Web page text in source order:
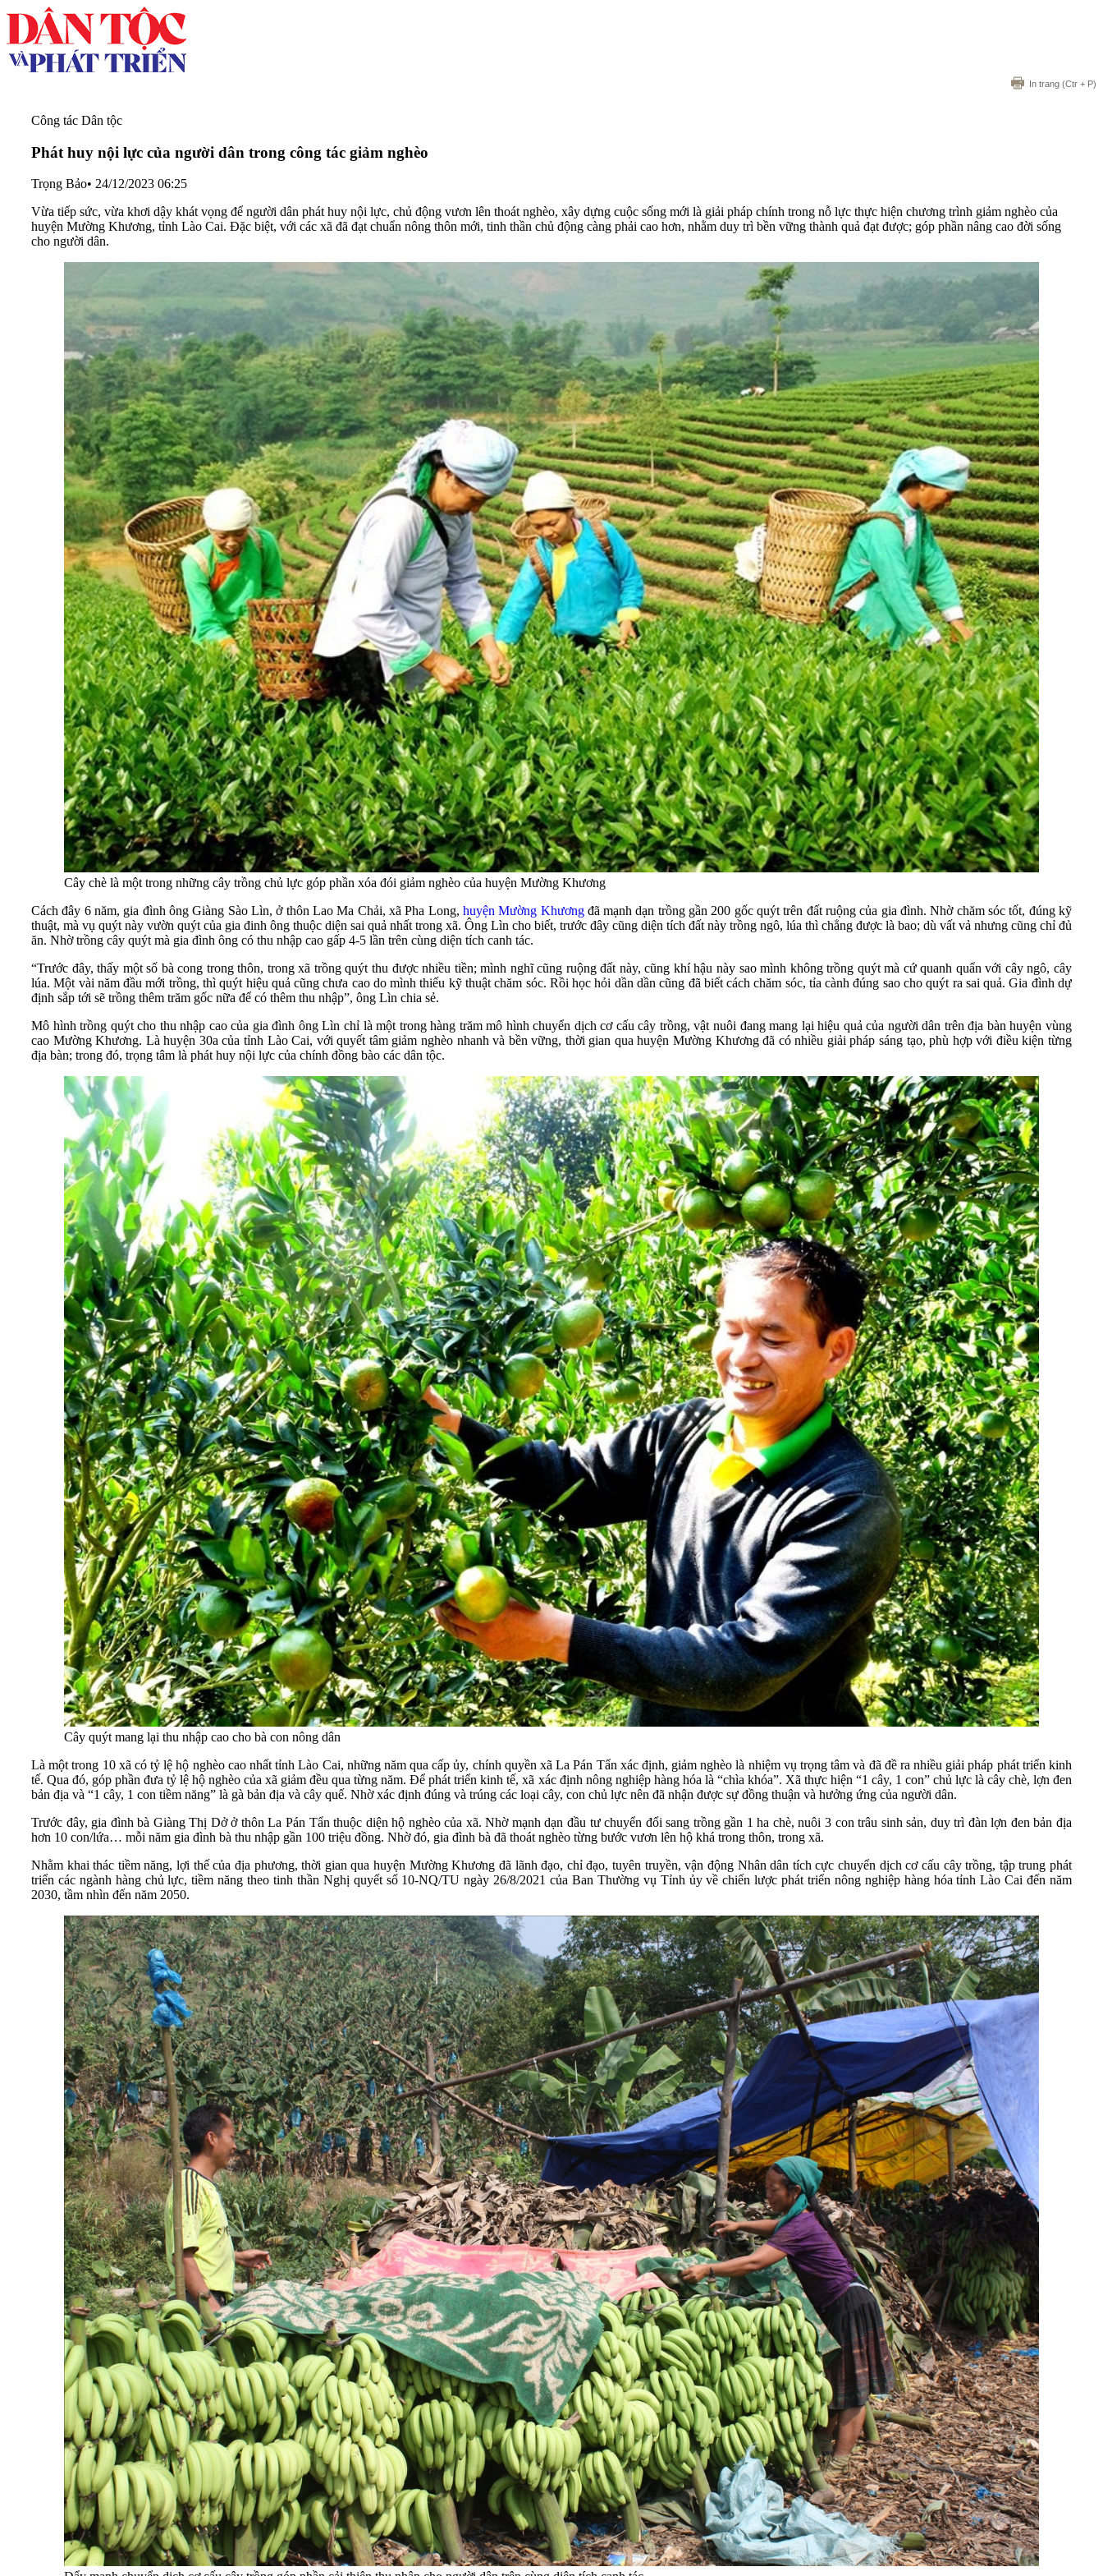
In trang (Ctr + P)
Công tác Dân tộc
Phát huy nội lực của người dân trong công tác giảm nghèo
Trọng Bảo• 24/12/2023 06:25
Vừa tiếp sức, vừa khơi dậy khát vọng để người dân phát huy nội lực, chủ động vươn lên thoát nghèo, xây dựng cuộc sống mới là giải pháp chính trong nỗ lực thực hiện chương trình giảm nghèo của
huyện Mường Khương, tỉnh Lào Cai. Đặc biệt, với các xã đã đạt chuẩn nông thôn mới, tinh thần chủ động càng phải cao hơn, nhằm duy trì bền vững thành quả đạt được; góp phần nâng cao đời sống
cho người dân.
Cây chè là một trong những cây trồng chủ lực góp phần xóa đói giảm nghèo của huyện Mường Khương
Cách đây 6 năm, gia đình ông Giàng Sào Lìn, ở thôn Lao Ma Chải, xã Pha Long, huyện Mường Khươngđã mạnh dạn trồng gần 200 gốc quýt trên đất ruộng của gia đình. Nhờ chăm sóc tốt, đúng kỹ
thuật, mà vụ quýt này vườn quýt của gia đinh ông thuộc diện sai quả nhất trong xã. Ông Lìn cho biết, trước đây cũng diện tích đất này trồng ngô, lúa thì chẳng được là bao; dù vất vả nhưng cũng chỉ đủ
ăn. Nhờ trồng cây quýt mà gia đình ông có thu nhập cao gấp 4-5 lần trên cùng diện tích canh tác.
“Trước đây, thấy một số bà cong trong thôn, trong xã trồng quýt thu được nhiều tiền; mình nghĩ cũng ruộng đất này, cũng khí hậu này sao mình không trồng quýt mà cứ quanh quẩn với cây ngô, cây
lúa. Một vài năm đầu mới trồng, thì quýt hiệu quả cũng chưa cao do mình thiếu kỹ thuật chăm sóc. Rồi học hỏi dần dần cũng đã biết cách chăm sóc, tỉa cành đúng sao cho quýt ra sai quả. Gia đình dự
định sắp tới sẽ trồng thêm trăm gốc nữa để có thêm thu nhập”, ông Lìn chia sẻ.
Mô hình trồng quýt cho thu nhập cao của gia đình ông Lìn chỉ là một trong hàng trăm mô hình chuyển dịch cơ cấu cây trồng, vật nuôi đang mang lại hiệu quả của người dân trên địa bàn huyện vùng
cao Mường Khương. Là huyện 30a của tỉnh Lào Cai, với quyết tâm giảm nghèo nhanh và bền vững, thời gian qua huyện Mường Khương đã có nhiều giải pháp sáng tạo, phù hợp với điều kiện từng
địa bàn; trong đó, trọng tâm là phát huy nội lực của chính đồng bào các dân tộc.
Cây quýt mang lại thu nhập cao cho bà con nông dân
Là một trong 10 xã có tỷ lệ hộ nghèo cao nhất tỉnh Lào Cai, những năm qua cấp ủy, chính quyền xã La Pán Tẩn xác định, giảm nghèo là nhiệm vụ trọng tâm và đã đề ra nhiều giải pháp phát triển kinh
tế. Qua đó, góp phần đưa tỷ lệ hộ nghèo của xã giảm đều qua từng năm. Để phát triển kinh tế, xã xác định nông nghiệp hàng hóa là “chìa khóa”. Xã thực hiện “1 cây, 1 con” chủ lực là cây chè, lợn đen
bản địa và “1 cây, 1 con tiềm năng” là gà bản địa và cây quế. Nhờ xác định đúng và trúng các loại cây, con chủ lực nên đã nhận được sự đồng thuận và hưởng ứng của người dân.
Trước đây, gia đình bà Giàng Thị Dở ở thôn La Pán Tẩn thuộc diện hộ nghèo của xã. Nhờ mạnh dạn đầu tư chuyển đổi sang trồng gần 1 ha chè, nuôi 3 con trâu sinh sản, duy trì đàn lợn đen bản địa
hơn 10 con/lứa… mỗi năm gia đình bà thu nhập gần 100 triệu đồng. Nhờ đó, gia đình bà đã thoát nghèo từng bước vươn lên hộ khá trong thôn, trong xã.
Nhằm khai thác tiềm năng, lợi thế của địa phương, thời gian qua huyện Mường Khương đã lãnh đạo, chỉ đạo, tuyên truyền, vận động Nhân dân tích cực chuyển dịch cơ cấu cây trồng, tập trung phát
triển các ngành hàng chủ lực, tiềm năng theo tinh thần Nghị quyết số 10-NQ/TU ngày 26/8/2021 của Ban Thường vụ Tỉnh ủy về chiến lược phát triển nông nghiệp hàng hóa tỉnh Lào Cai đến năm
2030, tầm nhìn đến năm 2050.